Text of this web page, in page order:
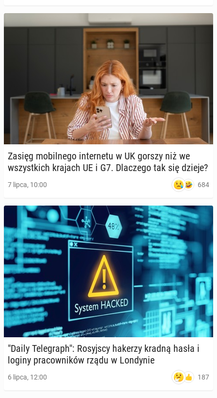
Zasięg mo­bil­ne­go in­ter­ne­tu w UK gorszy niż we
wszyst­kich krajach UE i G7. Dla­cze­go tak się dzieje?
7 lipca, 10:00 684
"Daily Te­le­graph": Ro­syj­scy hakerzy kradną hasła i
loginy pra­cow­ni­ków rządu w Lon­dy­nie
6 lipca, 12:00 187